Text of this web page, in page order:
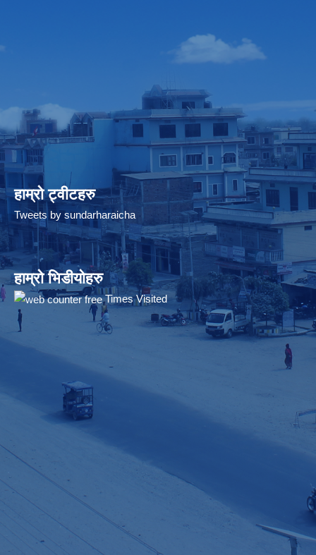
हाम्रो ट्वीटहरु
Tweets by sundarharaicha
हाम्रो भिडीयोहरु
Times Visited